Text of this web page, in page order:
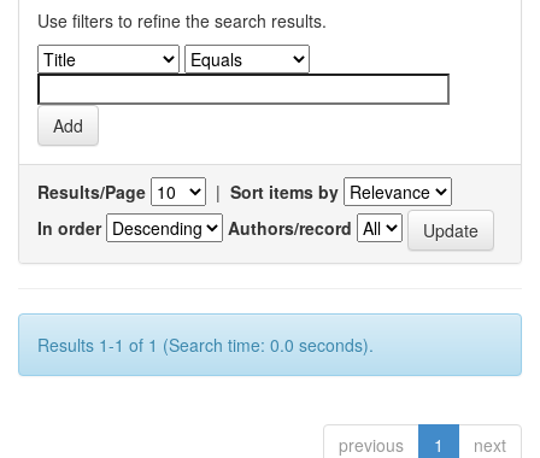
Use filters to refine the search results.
Results/Page | Sort items by
In order
Authors/record
Results 1-1 of 1 (Search time: 0.0 seconds).
previous 1 next